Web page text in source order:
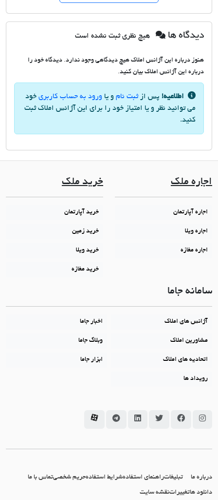
دیدگاه ها هیچ نظری ثبت نشده است
هنوز درباره این آژانس املاک هیچ دیدگاهی وجود ندارد. دیدگاه خود را
درباره این آژانس املاک بیان کنید.
اطلاعیه! پس ازثبت نام و یا ورود به حساب کاربری خود
می توانید نظر و یا امتیاز خود را برای این آژانس املاک ثبت
کنید.
اجاره ملک
اجاره آپارتمان
اجاره ویلا
اجاره مغازه
خرید ملک
خرید آپارتمان
خرید زمین
خرید ویلا
خرید مغازه
سامانه جاما
آژانس های املاک اخبار جاما
مشاورین املاک وبلاگ جاما
اتحادیه های املاک ابزار جاما
رویداد ها
سامانه جاما در اینستاگرام
سامانه جاما در فیسبوک
سامانه جاما در توئیتر
سامانه جاما در لینکداین
سامانه جاما در تلگرام
سامانه جاما در آپارات
درباره ما تبلیغاتراهنمای استفادهشرایط استفادهحریم شخصیتماس با ما
دانلود هاتغییراتنقشه سایت